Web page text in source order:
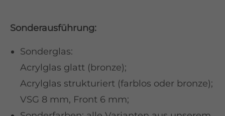
Sonderausführung:
Sonderglas:
Acrylglas glatt (bronze);
Acrylglas strukturiert (farblos oder bronze);
VSG 8 mm, Front 6 mm;